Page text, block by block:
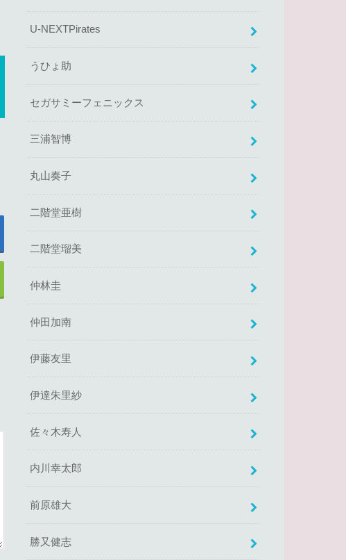
U-NEXTPirates
うひょ助
セガサミーフェニックス
三浦智博
丸山奏子
二階堂亜樹
二階堂瑠美
仲林圭
仲田加南
伊藤友里
伊達朱里紗
佐々木寿人
内川幸太郎
前原雄大
勝又健志